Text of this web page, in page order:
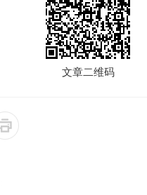
文章二维码